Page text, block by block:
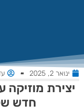
ינואר 2, 2025 עדן
מוזיקה
חדש של